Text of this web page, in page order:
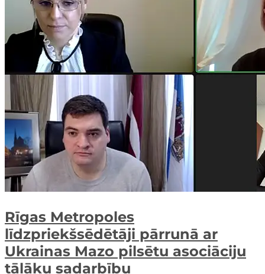
Rīgas Metropoles
līdzpriekšsēdētāji pārrunā ar
Ukrainas Mazo pilsētu asociāciju
tālāku sadarbību